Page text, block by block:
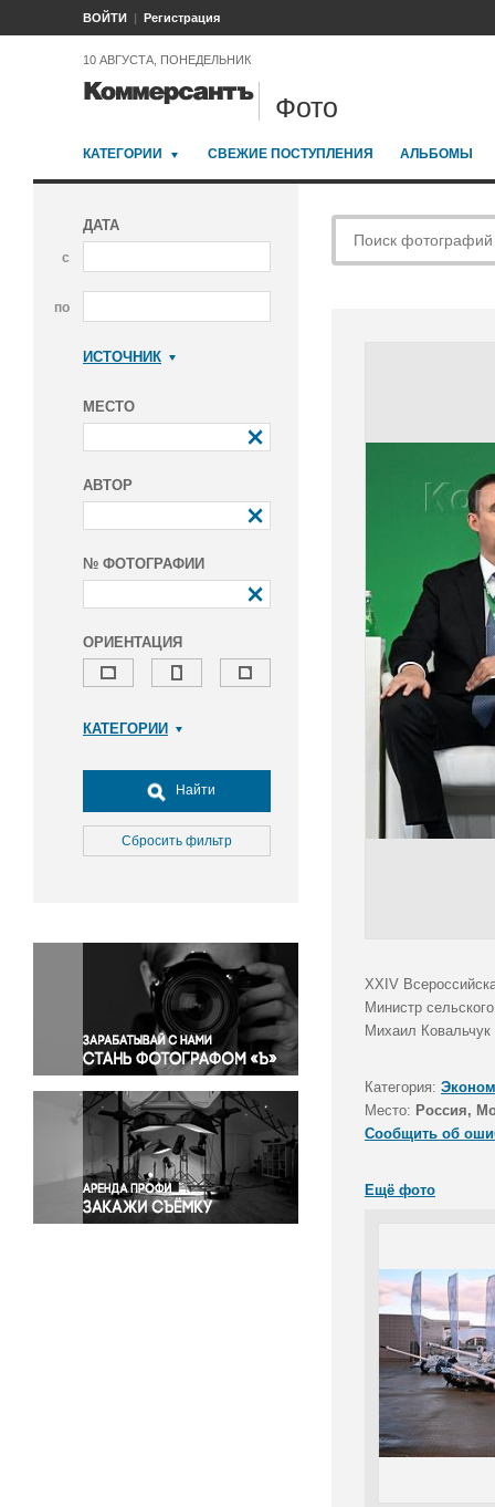
ВОЙТИ Регистрация
10 АВГУСТА, ПОНЕДЕЛЬНИК
Фото
КАТЕГОРИИ СВЕЖИЕ ПОСТУПЛЕНИЯ АЛЬБОМЫ
ДАТА
с
по
ИСТОЧНИК
МЕСТО
АВТОР
№ ФОТОГРАФИИ
ОРИЕНТАЦИЯ
КАТЕГОРИИ
Досуг, туризм и отдых
Культура
Медицина
Окружающая среда
Политика
Правосудие
Происшествия и конфликты
Религия
Светская жизнь
Спорт
Экология
Экономика и бизнес
Найти
Сбросить фильтр
XXIV
Министр
Михаил Ковальчук
Категория:
Место: Россия,
Сообщить об
Ещё фото